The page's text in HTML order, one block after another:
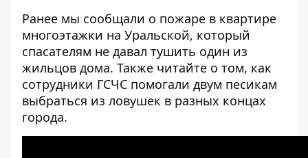
Ранее мы сообщали о пожаре в квартире
многоэтажки на Уральской, который
спасателям не давал тушить один из
жильцов дома. Также читайте о том, как
сотрудники ГСЧС помогали двум песикам
выбраться из ловушек в разных концах
города.